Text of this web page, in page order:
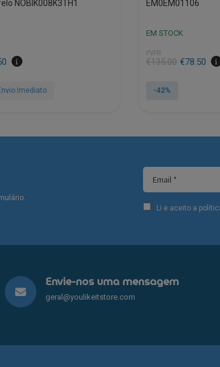
NOBIK008K3TH1
Imediato
EM0EM01106
EM STOCK
PVPR
€135.00 €78.50
-42%
be
page
Li e aceito a
Envie-nos uma mensagem
geral@youlikeitstore.com